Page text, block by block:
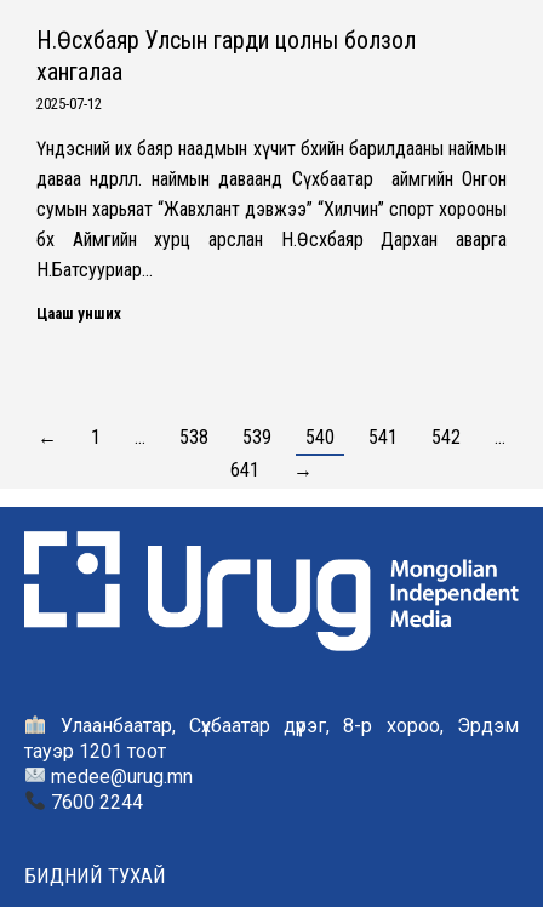
Н.Өсөхбаяр Улсын гарди цолны болзол
хангалаа
2025-07-12
Үндэсний их баяр наадмын хүчит бөхийн барилдааны наймын
даваа өндөрлөлөө. наймын даваанд Сүхбаатар аймгийн Онгон
сумын харьяат “Жавхлант дэвжээ” “Хилчин” спорт хорооны
бөх Аймгийн хурц арслан Н.Өсөхбаяр Дархан аварга
Н.Батсууриар…
Цааш унших
← 1 … 538 539 540 541 542
…
641
→
Улаанбаатар, Сүхбаатар дүүрэг, 8-р хороо, Эрдэм
тауэр 1201 тоот
medee@urug.mn
7600 2244
БИДНИЙ ТУХАЙ